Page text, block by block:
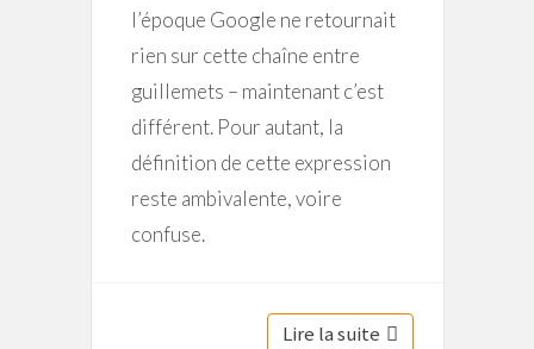
l’époque Google ne retournait
rien sur cette chaîne entre
guillemets – maintenant c’est
différent. Pour autant, la
définition de cette expression
reste ambivalente, voire
confuse.
Lire la suite